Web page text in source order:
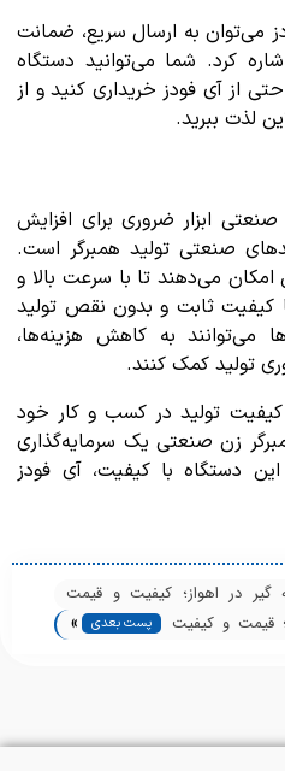
می‌توان به ارسال سریع، ضمانت
کرد. شما می‌توانید دستگاه
از آی فودز خریداری کنید و از
لذت ببرید.
ابزار ضروری برای افزایش
صنعتی تولید همبرگر است.
امکان می‌دهند تا با سرعت بالا و
کیفیت ثابت و بدون نقص تولید
می‌توانند به کاهش هزینه‌ها،
تولید کمک کنند.
کیفیت تولید در کسب و کار خود
زن صنعتی یک سرمایه‌گذاری
دستگاه با کیفیت، آی فودز
گیر در اهواز؛ کیفیت و قیمت
قیمت و کیفیت
پست بعدی »